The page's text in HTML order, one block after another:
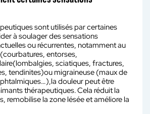
sont utilisés par certaines
à soulager des sensations
ou récurrentes, notamment au
entorses,
sciatiques, fractures,
tendinites)ou migraineuse (maux de
douleur peut être
thérapeutiques. Cela réduit la
remobilise la zone lésée et améliore la